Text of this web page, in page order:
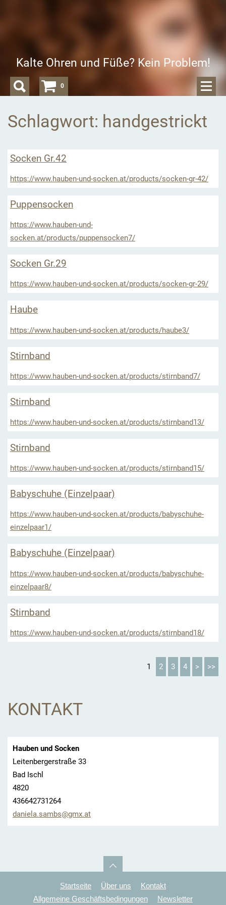
Kalte Ohren und Füße? Kein Problem!
Schlagwort: handgestrickt
Socken Gr.42
https://www.hauben-und-socken.at/products/socken-gr-42/
Puppensocken
https://www.hauben-und-
socken.at/products/puppensocken7/
Socken Gr.29
https://www.hauben-und-socken.at/products/socken-gr-29/
Haube
https://www.hauben-und-socken.at/products/haube3/
Stirnband
https://www.hauben-und-socken.at/products/stirnband7/
Stirnband
https://www.hauben-und-socken.at/products/stirnband13/
Stirnband
https://www.hauben-und-socken.at/products/stirnband15/
Babyschuhe (Einzelpaar)
https://www.hauben-und-socken.at/products/babyschuhe-
einzelpaar1/
Babyschuhe (Einzelpaar)
https://www.hauben-und-socken.at/products/babyschuhe-
einzelpaar8/
Stirnband
https://www.hauben-und-socken.at/products/stirnband18/
1 2 3 4 > >>
KONTAKT
Hauben und Socken
Leitenbergerstraße 33
Bad Ischl
4820
436642731264
daniela.sambs@gmx.at
Startseite Über uns
Kontakt
Allgemeine Geschäftsbedingungen
Newsletter
0